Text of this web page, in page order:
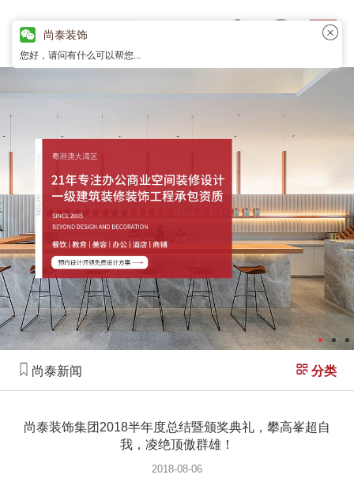
尚泰新闻 分类
尚泰装饰集团2018半年度总结暨颁奖典礼，攀高峯超自
我，凌绝顶傲群雄！
2018-08-06
尚泰装饰
您好，请问有什么可以帮您...